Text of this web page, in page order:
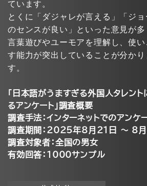
ています。
とくに「ダジャレが言える」「ジョ
のセンスが良い」といった意見が多
言葉遊びやユーモアを理解し、使い
す能力が突出していることが分かり
す。
「日本語がうますぎる外国人タレント
るアンケート」調査概要
調査手法：インターネットでのアンケ
調査期間：2025年8月21日 ～ 8
調査対象者：全国の男女
有効回答：1000サンプル